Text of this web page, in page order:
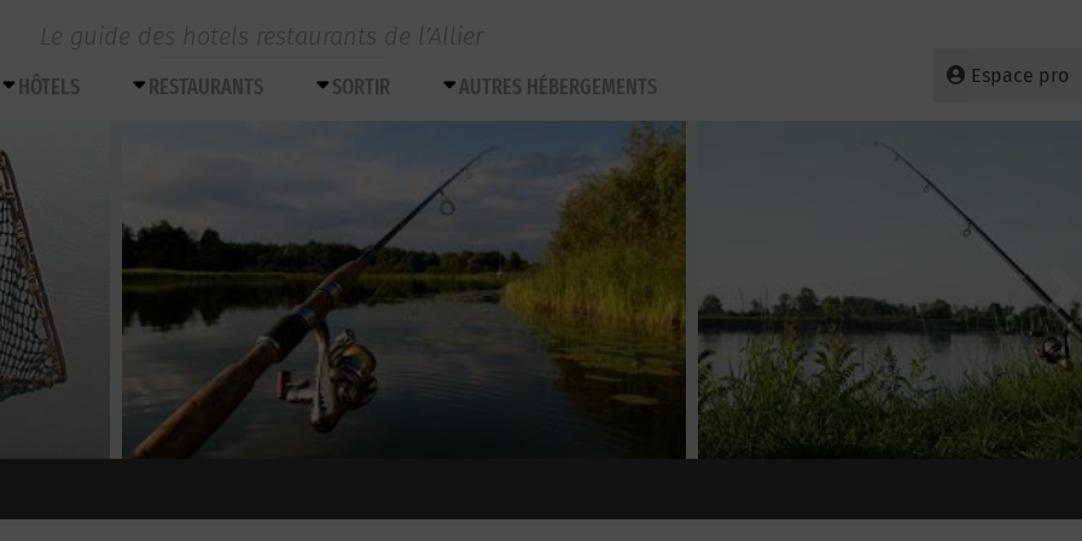
Le guide des hotels restaurants de l’Allier
Espace pro
HÔTELS RESTAURANTS SORTIR AUTRES HÉBERGEMENTS